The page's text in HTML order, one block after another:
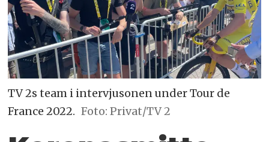
TV 2s team i intervjusonen under Tour de
France 2022. Foto: Privat/TV 2